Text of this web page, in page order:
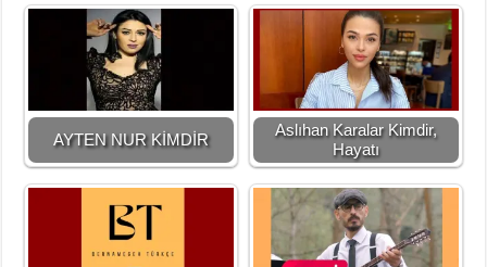
AYTEN NUR KİMDİR
Aslıhan Karalar Kimdir,
Hayatı